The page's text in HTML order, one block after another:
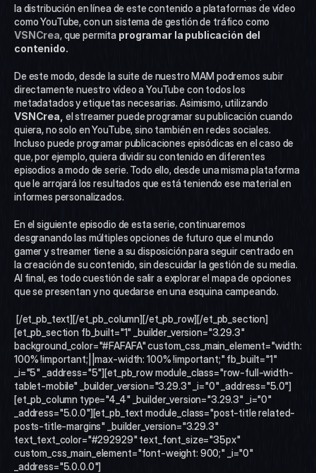
la distribución en línea de este contenido a plataformas de vídeo
VSNCrea, que permita programar la publicación del
contenido.
De este modo, desde la suite de nuestro MAM podremos subir
directamente nuestro vídeo a YouTube con todos los
VSNCrea, el streamer puede programar su publicación cuando
quiera, no solo en YouTube, sino también en redes sociales.
Incluso puede programar publicaciones episódicas en el caso de
que, por ejemplo, quiera dividir su contenido en diferentes
episodios a modo de serie. Todo ello, desde una misma plataforma
que le arrojará los resultados que está teniendo ese material en
informes personalizados.
En el siguiente episodio de esta serie, continuaremos
desgranando las múltiples opciones de futuro que el mundo
gamer y streamer tiene a su disposición para seguir centrado en
la creación de su contenido, sin descuidar la gestión de su media.
Al final, es todo cuestión de salir a explorar el mapa de opciones
que se presentan y no quedarse en una esquina campeando.
[et_pb_section fb_built="1" _builder_version="3.29.3"
background_color="#FAFAFA" custom_css_main_element="width:
100% !important;||max-width: 100% !important;" fb_built="1"
_i="5" _address="5"][et_pb_row module_class="row-full-width-
tablet-mobile" _builder_version="3.29.3" _i="0" _address="5.0"]
[et_pb_column type="4_4" _builder_version="3.29.3" _i="0"
_address="5.0.0"][et_pb_text module_class="post-title related-
posts-title-margins" _builder_version="3.29.3"
text_text_color="#292929" text_font_size="35px"
custom_css_main_element="font-weight: 900;" _i="0"
_address="5.0.0.0"]